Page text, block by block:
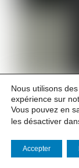
Tous les
DU 4 AU 25
Nous utilisons
expérience sur
Vous pouvez en
les désactiver
Accepter